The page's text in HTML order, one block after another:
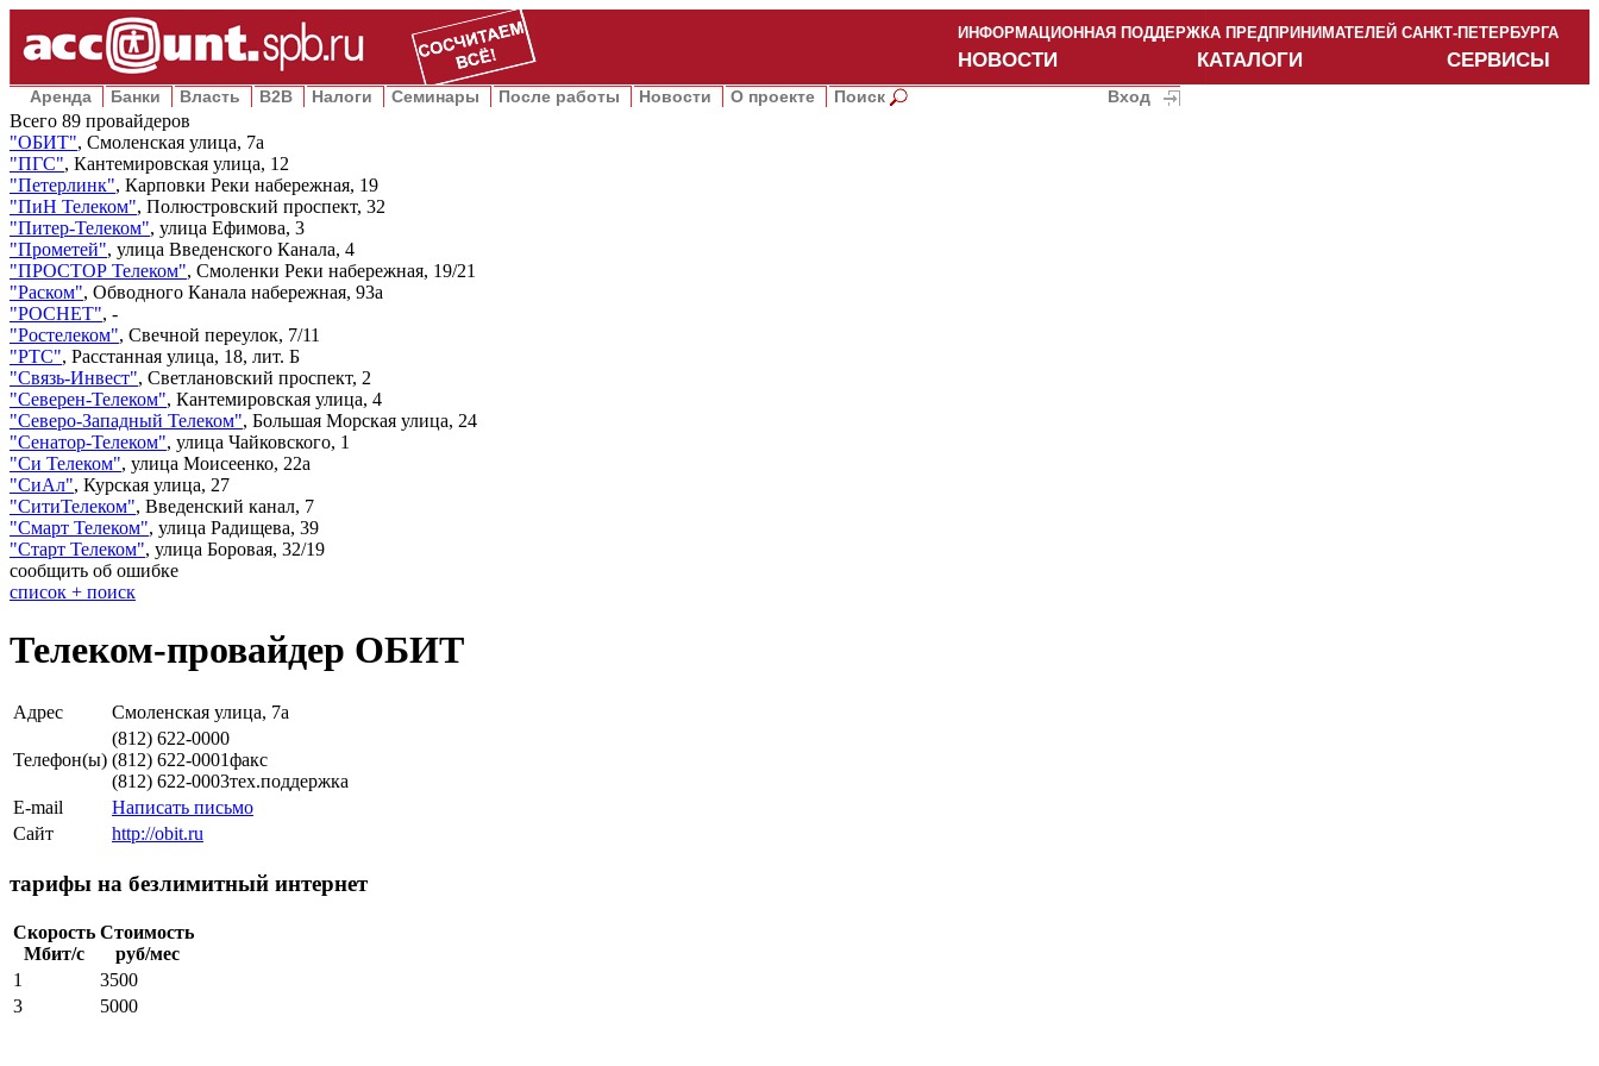
ИНФОРМАЦИОННАЯ ПОДДЕРЖКА ПРЕДПРИНИМАТЕЛЕЙ САНКТ-ПЕТЕРБУРГА
НОВОСТИ КАТАЛОГИ СЕРВИСЫ
Аренда Банки Власть B2B Налоги Семинары После работы Новости О проекте Поиск Вход
Всего 89 провайдеров
"ОБИТ", Смоленская улица, 7а
"ПГС", Кантемировская улица, 12
"Петерлинк", Карповки Реки набережная, 19
"ПиН Телеком", Полюстровский проспект, 32
"Питер-Телеком", улица Ефимова, 3
"Прометей", улица Введенского Канала, 4
"ПРОСТОР Телеком", Смоленки Реки набережная, 19/21
"Раском", Обводного Канала набережная, 93а
"РОСНЕТ", -
"Ростелеком", Свечной переулок, 7/11
"РТС", Расстанная улица, 18, лит. Б
"Связь-Инвест", Светлановский проспект, 2
"Северен-Телеком", Кантемировская улица, 4
"Северо-Западный Телеком", Большая Морская улица, 24
"Сенатор-Телеком", улица Чайковского, 1
"Си Телеком", улица Моисеенко, 22а
"СиАл", Курская улица, 27
"СитиТелеком", Введенский канал, 7
"Смарт Телеком", улица Радищева, 39
"Старт Телеком", улица Боровая, 32/19
сообщить об ошибке
cписок + поиск
Телеком-провайдер ОБИТ
Адрес Смоленская улица, 7а
Телефон(ы)
(812) 622-0000
(812) 622-0001факс
(812) 622-0003тех.поддержка
E-mail
Написать письмо
Сайт
http://obit.ru
тарифы на безлимитный интернет
Скорость
Мбит/с
Стоимость
руб/мес
1
3500
3
5000